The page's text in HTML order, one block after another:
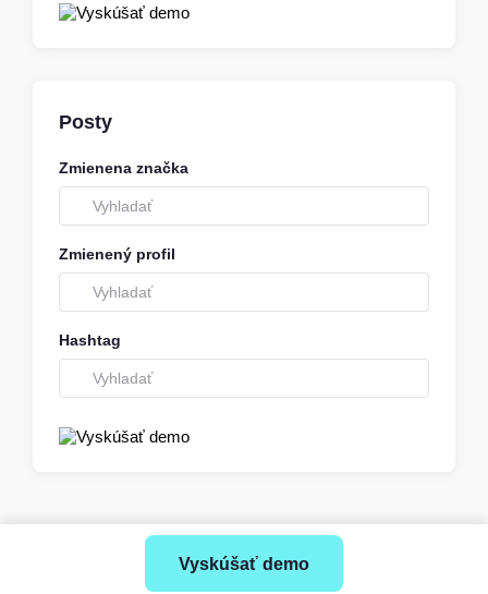
Posty
Zmienena značka
Zmienený profil
Hashtag
Vyskúšať demo